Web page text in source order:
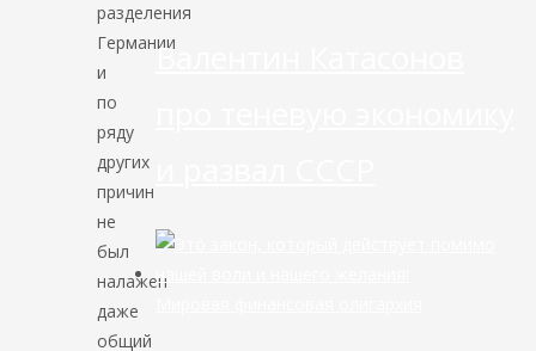
разделения
Германии
и
по
ряду
других
причин
не
был
налажен
даже
общий
Валентин Катасонов